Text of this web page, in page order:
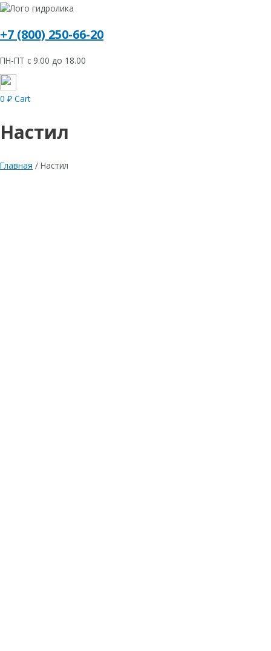
+7 (800) 250-66-20
ПН-ПТ с 9.00 до 18.00
0 ₽ Cart
Настил
Главная / Настил